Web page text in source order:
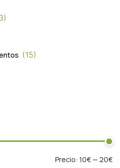
15
Precio: 10€— 20€